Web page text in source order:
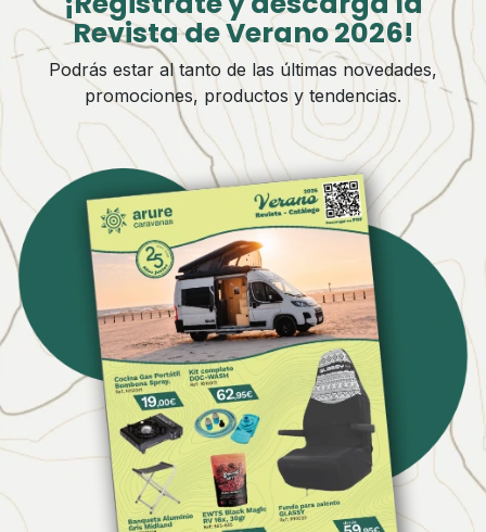
Revista de Verano 2026!
Podrás estar al tanto de las últimas novedades,
promociones, productos y tendencias.